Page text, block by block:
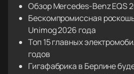
Обзор Mercedes-Benz EQS
Бескомпромиссная
Unimog 2026 года
Топ 15 главных
годов
Гигафабрика в Берлине